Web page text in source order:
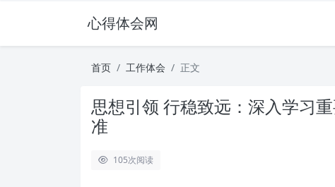
心得体会网
首页 工作体会 正文
思想引领 行稳致远：深入学习
准
105次阅读